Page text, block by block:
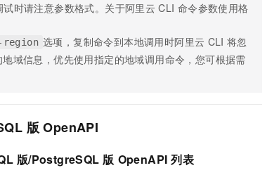
时请注意参数格式。关于阿里云 CLI 命令参数使用格
region 选项，复制命令到本地调用时阿里云 CLI 将忽
域信息，优先使用指定的地域调用命令，您可根据需
版 OpenAPI
版/PostgreSQL 版 OpenAPI 列表